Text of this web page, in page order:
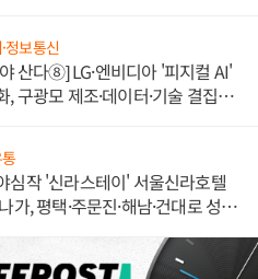
정보통신
산다⑧] LG·엔비디아 '피지컬 AI'
, 구광모 제조·데이터·기술 결집
심작 '신라스테이' 서울신라호텔
가, 평택·주문진·해남·건대로 성